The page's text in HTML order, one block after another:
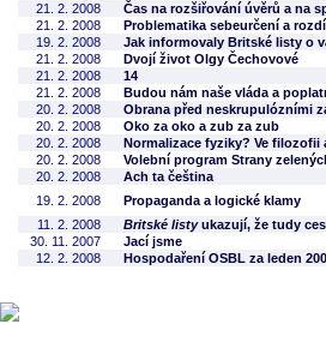
21. 2. 2008
Čas na rozšiřování úvěrů a na
21. 2. 2008
Problematika sebeurčení a
19. 2. 2008
Jak informovaly Britské listy o
21. 2. 2008
Dvojí život Olgy Čechovové
21. 2. 2008
14
21. 2. 2008
Budou nám naše vláda a
20. 2. 2008
Obrana před neskrupulózními
20. 2. 2008
Oko za oko a zub za zub
20. 2. 2008
Normalizace fyziky? Ve
20. 2. 2008
Volební program Strany
20. 2. 2008
Ach ta čeština
19. 2. 2008
Propaganda a logické klamy
11. 2. 2008
Britské listyukazují, že tudy
30. 11. 2007
Jací jsme
12. 2. 2008
Hospodaření OSBL za leden